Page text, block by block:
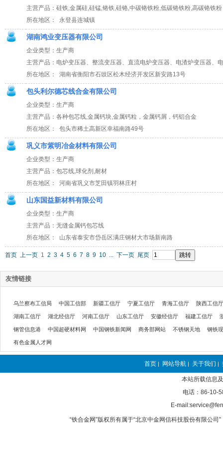
主营产品：硅铁,金属硅,硅锰,铬铁,硅铬,中碳铬铁粉,低碳铬铁粉,高碳铬铁粉
所在地区： 永登县连城镇
湖南鸿业变压器有限公司
企业类型：生产商
主营产品：电炉变压器、整流变压器、直流电炉变压器、电渣炉变压器、
所在地区： 湖南省衡阳市石豉区松木经济开发区新安路13号
包头利尔德芯线合金有限公司
企业类型：生产商
主营产品：各种包芯线,金属钙块,金属钙粒，金属钙屑，钙铝合金
所在地区： 包头市稀土高新区幸福南路49号
巩义市紫明冶金材料有限公司
企业类型：生产商
主营产品：包芯线,球化剂,耐材
所在地区： 河南省巩义市芝田镇羽林庄村
山东国益新材料有限公司
企业类型：生产商
主营产品：无缝金属钙包芯线
所在地区： 山东省泰安市岱岳区满庄钢材大市场新南路
首页 上一页 1 2 3 4 5 6 7 8 9 10 ... 下一页 尾页
友情链接
乌兰察布工信局 中国工信部 新疆工信厅 宁夏工信厅 青海工信厅 陕西工信厅
湖南工信厅 湖北经信厅 河南工信厅 山东工信厅 安徽经信厅 福建工信厅
钢管信息港 中国超硬材料网 中国钢铁新闻网 商务部网站 不锈钢天地 钢铁
有色金属人才网
首页 | 网站导航 | 关于我们 |
本站所载信息
电话：86-10-
E-
“铁合金网”版权所有属于“北京中金网信科技股份有限公司